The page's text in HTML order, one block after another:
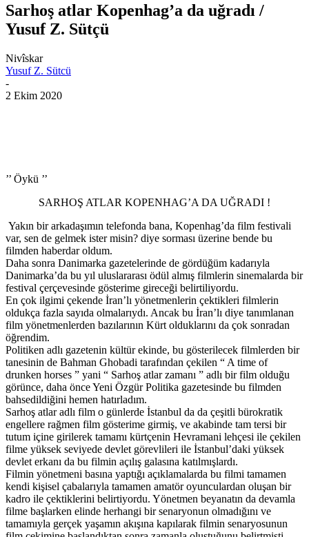
Sarhoş atlar Kopenhag’a da uğradı /
Yusuf Z. Sütçü
Nivîskar
Yusuf Z. Sütcü
-
2 Ekim 2020
’’ Öykü ’’
SARHOŞ ATLAR KOPENHAG’A DA UĞRADI !
Yakın bir arkadaşımın telefonda bana, Kopenhag’da film festivali
var, sen de gelmek ister misin? diye sorması üzerine bende bu
filmden haberdar oldum.
Daha sonra Danimarka gazetelerinde de gördüğüm kadarıyla
Danimarka’da bu yıl uluslararası ödül almış filmlerin sinemalarda bir
festival çerçevesinde gösterime gireceği belirtiliyordu.
En çok ilgimi çekende İran’lı yönetmenlerin çektikleri filmlerin
oldukça fazla sayıda olmalarıydı. Ancak bu İran’lı diye tanımlanan
film yönetmenlerden bazılarının Kürt olduklarını da çok sonradan
öğrendim.
Politiken adlı gazetenin kültür ekinde, bu gösterilecek filmlerden bir
tanesinin de Bahman Ghobadi tarafından çekilen “ A time of
drunken horses ” yani “ Sarhoş atlar zamanı ” adlı bir film olduğu
görünce, daha önce Yeni Özgür Politika gazetesinde bu filmden
bahsedildiğini hemen hatırladım.
Sarhoş atlar adlı film o günlerde İstanbul da da çeşitli bürokratik
engellere rağmen film gösterime girmiş, ve akabinde tam tersi bir
tutum içine girilerek tamamı kürtçenin Hevramani lehçesi ile çekilen
filme yüksek seviyede devlet görevlileri ile İstanbul’daki yüksek
devlet erkanı da bu filmin açılış galasına katılmışlardı.
Filmin yönetmeni basına yaptığı açıklamalarda bu filmi tamamen
kendi kişisel çabalarıyla tamamen amatör oyunculardan oluşan bir
kadro ile çektiklerini belirtiyordu. Yönetmen beyanatın da devamla
filme başlarken elinde herhangi bir senaryonun olmadığını ve
tamamıyla gerçek yaşamın akışına kapılarak filmin senaryosunun